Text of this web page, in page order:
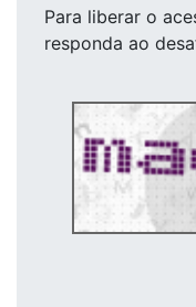
Para liberar o
responda ao